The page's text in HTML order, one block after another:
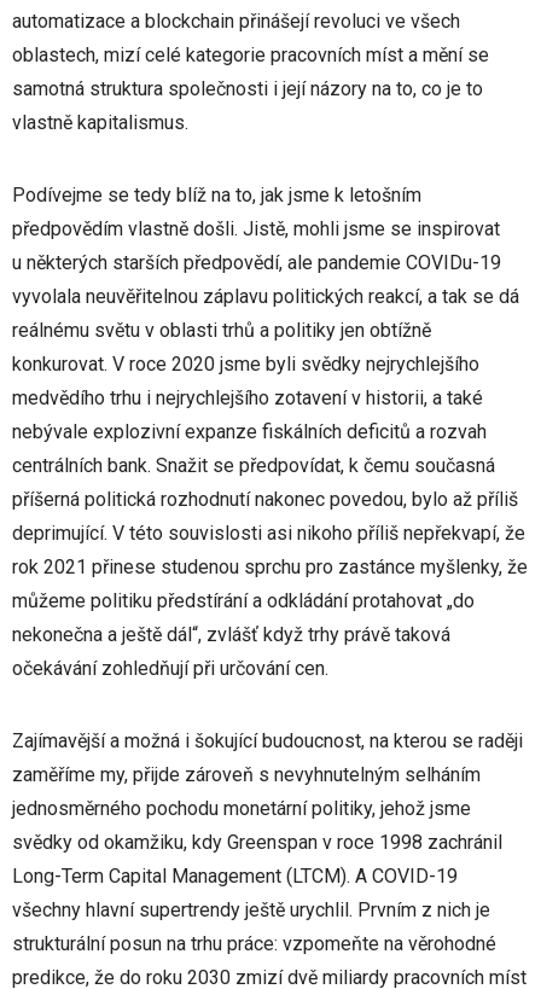
automatizace a blockchain přinášejí revoluci ve všech
oblastech, mizí celé kategorie pracovních míst a mění se
samotná struktura společnosti i její názory na to, co je to
vlastně kapitalismus.
Podívejme se tedy blíž na to, jak jsme k letošním
předpovědím vlastně došli. Jistě, mohli jsme se inspirovat
u některých starších předpovědí, ale pandemie COVIDu-19
vyvolala neuvěřitelnou záplavu politických reakcí, a tak se dá
reálnému světu v oblasti trhů a politiky jen obtížně
konkurovat. V roce 2020 jsme byli svědky nejrychlejšího
medvědího trhu i nejrychlejšího zotavení v historii, a také
nebývale explozivní expanze fiskálních deficitů a rozvah
centrálních bank. Snažit se předpovídat, k čemu současná
příšerná politická rozhodnutí nakonec povedou, bylo až příliš
deprimující. V této souvislosti asi nikoho příliš nepřekvapí, že
rok 2021 přinese studenou sprchu pro zastánce myšlenky, že
můžeme politiku předstírání a odkládání protahovat „do
nekonečna a ještě dál“, zvlášť když trhy právě taková
očekávání zohledňují při určování cen.
Zajímavější a možná i šokující budoucnost, na kterou se raději
zaměříme my, přijde zároveň s nevyhnutelným selháním
jednosměrného pochodu monetární politiky, jehož jsme
svědky od okamžiku, kdy Greenspan v roce 1998 zachránil
Long-Term Capital Management (LTCM). A COVID-19
všechny hlavní supertrendy ještě urychlil. Prvním z nich je
strukturální posun na trhu práce: vzpomeňte na věrohodné
predikce, že do roku 2030 zmizí dvě miliardy pracovních míst